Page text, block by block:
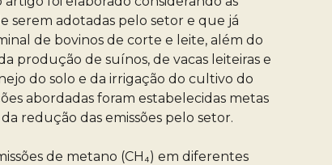
serem adotadas pelo setor e que já
de bovinos de corte e leite, além do
produção de suínos, de vacas leiteiras e
do solo e da irrigação do cultivo do
abordadas foram estabelecidas metas
redução das emissões pelo setor.
de metano (CH₄) em diferentes